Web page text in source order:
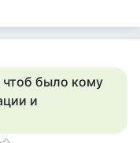
было кому
и